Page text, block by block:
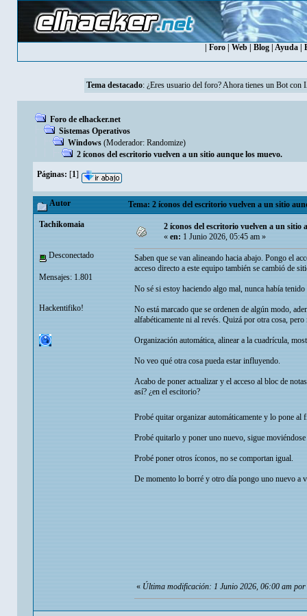
Foro| Web| Blog| Ayuda|
Tema destacado: ¿Eres usuario del foro? Ahora tienes un Bot con
Foro de elhacker.net
Sistemas Operativos
Windows (Moderador: Randomize)
2 íconos del escritorio vuelven a un sitio aunque los muevo.
Páginas: [1]
Autor Tema: 2 íconos del escritorio vuelven a un sitio
Tachikomaia
Desconectado
Mensajes: 1.801
Hackentifiko!
2 íconos del escritorio vuelven a un sitio
«en:1 Junio 2026, 05:45 am »
Saben que se van alineando hacia abajo. Pongo el
acceso directo a este equipo también se cambió de
No sé si estoy haciendo algo mal, nunca había
No está marcado que se ordenen de algún modo,
alfabéticamente ni al revés. Quizá por otra cosa, pero
Organización automática, alinear a la cuadrícula,
No veo qué otra cosa pueda estar influyendo.
Acabo de poner actualizar y el acceso al bloc de
así? ¿en el escitorio?
Probé quitar organizar automáticamente y lo pone
Probé quitarlo y poner uno nuevo, sigue
Probé poner otros íconos, no se comportan igual.
De momento lo borré y otro día pongo uno nuevo a
«Última modificación: 1 Junio 2026, 06:00 am por